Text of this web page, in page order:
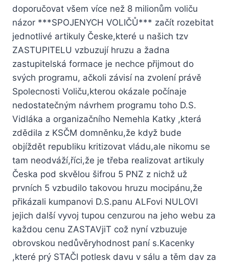
doporučovat všem více než 8 milionům voliču
názor ***SPOJENYCH VOLIČŮ*** začít rozebitat
jednotlivé artikuly Česke,které u našich tzv
ZASTUPITELU vzbuzují hruzu a žadna
zastupitelská formace je nechce přijmout do
svých programu, ačkoli závisí na zvolení právě
Spolecnosti Voliču,kterou okázale počínaje
nedostatečným návrhem programu toho D.S.
Vidláka a organizačního Nemehla Katky ,která
zdědila z KSČM domněnku,že když bude
objíždět republiku kritizovat vládu,ale nikomu se
tam neodváží,říci,že je třeba realizovat artikuly
Česka pod skvělou šifrou 5 PNZ z nichž už
prvních 5 vzbudilo takovou hruzu mocipánu,že
přikázali kumpanovi D.S.panu ALFovi NULOVI
jejich další vyvoj tupou cenzurou na jeho webu za
každou cenu ZASTAVjiT což nyní vzbuzuje
obrovskou nedůvěryhodnost paní s.Kacenky
,které prý STAČI potlesk davu v sálu a těm dav za